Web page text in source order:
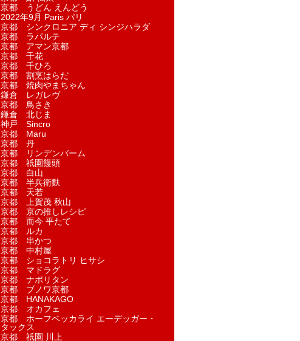
京都 うどん えんどう
2022年9月 Paris パリ
京都 シンクロニア ディ シンジハラダ
京都 ラパルテ
京都 アマン京都
京都 千花
京都 千ひろ
京都 割烹はらだ
京都 焼肉やまちゃん
鎌倉 レガレヴ
京都 鳥さき
鎌倉 北じま
神戸 Sincro
京都 Maru
京都 丹
京都 リンデンバーム
京都 祇園饅頭
京都 白山
京都 半兵衛麩
京都 天若
京都 上賀茂 秋山
京都 京の推しレシピ
京都 而今 平たて
京都 ルカ
京都 串かつ
京都 中村屋
京都 ショコラトリ ヒサシ
京都 マドラグ
京都 ナポリタン
京都 ブノワ京都
京都 HANAKAGO
京都 オカフェ
京都 ホーフベッカライ エーデッガー・
タックス
京都 祇園 川上